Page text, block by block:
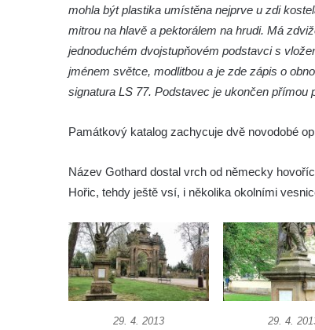
Socha Nosorožík v ZOO Hluboká
Socha Rosomák v ZOO Hluboká
Socha Beruška v ZOO Hluboká
Socha Vážka v ZOO Hluboká
Flamingo trůn v ZOO Hluboká
Lavička Kůň Převalského v ZOO Hluboká
Lysá nad Labem, barokní město Šporkovo
Socha Roháč v ZOO Hluboká
Socha Mystik v ZOO Hluboká
Reliéf Rodina a práce na budově záložny
mohla být plastika umístěna nejprve u zdi
mitrou na hlavě a pektorálem na hrudi. Má
jednoduchém dvojstupňovém podstavci s
jménem světce, modlitbou a je zde zápis o
signatura LS 77. Podstavec je ukončen přímou
Památkový katalog zachycuje dvě novodobé
Název Gothard dostal vrch od německy
Hořic, tehdy ještě vsí, i několika okolními
29. 4. 2013 29. 4.